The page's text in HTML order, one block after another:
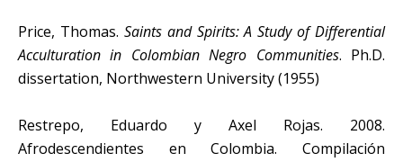
Price, Thomas. Saints and Spirits: A Study of Differential
Acculturation in Colombian Negro Communities. Ph.D.
dissertation, Northwestern University (1955)
Restrepo, Eduardo y Axel Rojas. 2008.
Afrodescendientes en Colombia. Compilación